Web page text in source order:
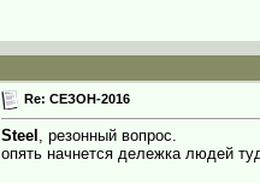
Re: СЕЗОН-2016
Steel , резонный вопрос.
опять начнется дележка людей